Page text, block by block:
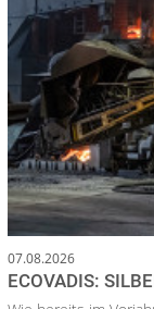
07.08.2026
ECOVADIS: